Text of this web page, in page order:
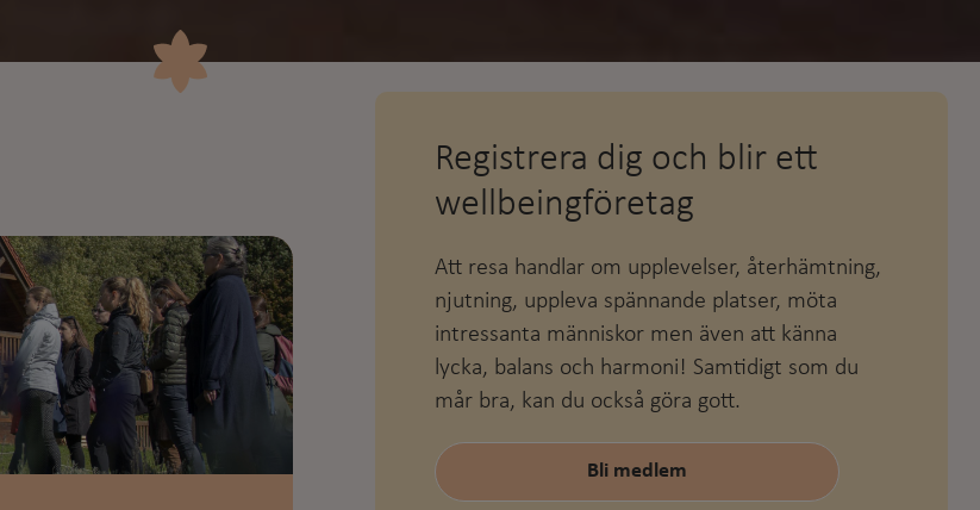
Registrera dig och blir ett
wellbeingföretag
Att resa handlar om upplevelser, återhämtning,
njutning, uppleva spännande platser, möta
intressanta människor men även att känna
lycka, balans och harmoni! Samtidigt som du
mår bra, kan du också göra gott.
Bli medlem